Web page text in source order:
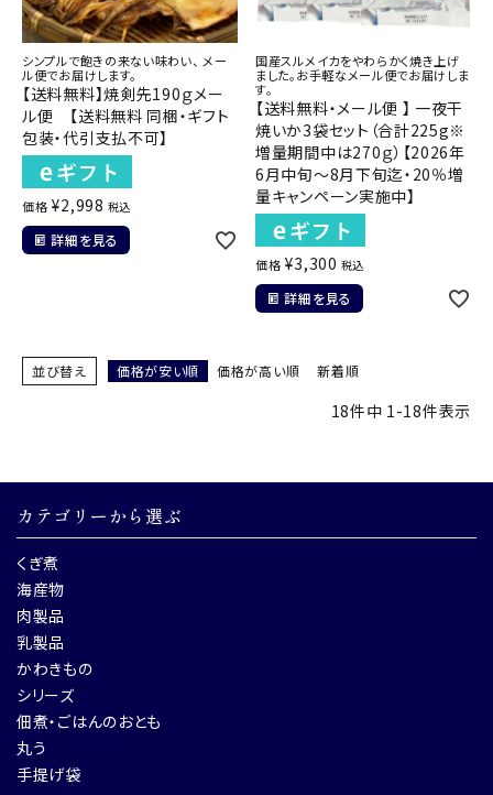
シンプルで飽きの来ない味わい、 メー
ル便でお届けします。
【送料無料】焼剣先190ｇメー
ル便 【送料無料 同梱・ギフト
包装・代引支払不可】
価格 ¥2,998 税込
詳細を見る
国産スルメイカをやわらかく焼き上げ
ました。お手軽なメール便でお届けしま
す。
【送料無料・メール便 】 一夜干
焼いか3袋セット（合計225g※
増量期間中は270ｇ）【2026年
6月中旬～8月下旬迄・20％増
量キャンペーン実施中】
価格 ¥3,300 税込
詳細を見る
並び替え 価格が安い順 価格が高い順 新着順
18件中 1-18件表示
カテゴリーから選ぶ
くぎ煮
海産物
肉製品
乳製品
かわきもの
シリーズ
佃煮・ごはんのおとも
丸う
手提げ袋